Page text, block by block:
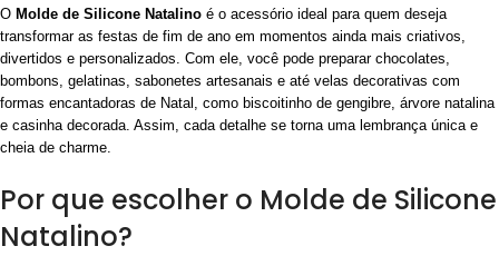
O Molde de Silicone Natalino é o acessório ideal para quem deseja
transformar as festas de fim de ano em momentos ainda mais criativos,
divertidos e personalizados. Com ele, você pode preparar chocolates,
bombons, gelatinas, sabonetes artesanais e até velas decorativas com
formas encantadoras de Natal, como biscoitinho de gengibre, árvore natalina
e casinha decorada. Assim, cada detalhe se torna uma lembrança única e
cheia de charme.
Por que escolher o Molde de Silicone
Natalino?